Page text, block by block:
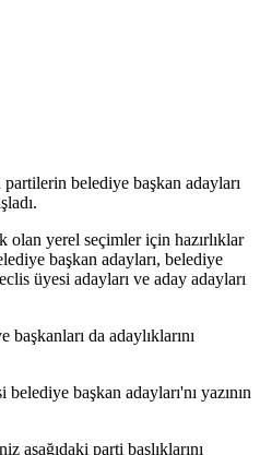
belediye başkan adayları
olan yerel seçimler için hazırlıklar
başkan adayları, belediye
üyesi adayları ve aday adayları
başkanları da adaylıklarını
başkan adayları'nı yazının
aşağıdaki parti başlıklarını